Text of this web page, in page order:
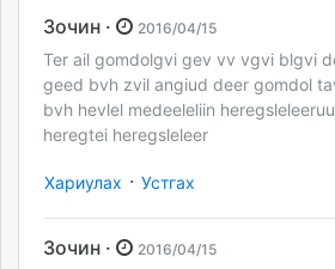
Зочин · 2016/04/15
Ter ail gomdolgvi gev vv vgvi blgvi
geed bvh zvil angiud deer gomdol
bvh hevlel medeeleliin
heregtei heregsleleer
Хариулах · Устгах
Зочин · 2016/04/15